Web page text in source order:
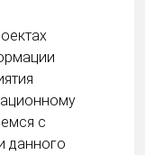
с
данного